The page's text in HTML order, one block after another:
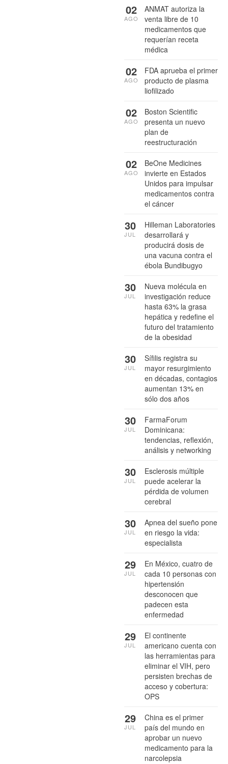
ANMAT autoriza la
venta libre de 10
medicamentos que
requerían receta
médica
02
AGO
FDA aprueba el primer
producto de plasma
liofilizado
02
AGO
Boston Scientific
presenta un nuevo
plan de
reestructuración
02
AGO
BeOne Medicines
invierte en Estados
Unidos para impulsar
medicamentos contra
el cáncer
02
AGO
Hilleman Laboratories
desarrollará y
producirá dosis de
una vacuna contra el
ébola Bundibugyo
30
JUL
Nueva molécula en
investigación reduce
hasta 63% la grasa
hepática y redefine el
futuro del tratamiento
de la obesidad
30
JUL
Sífilis registra su
mayor resurgimiento
en décadas, contagios
aumentan 13% en
sólo dos años
30
JUL
FarmaForum
Dominicana:
tendencias, reflexión,
análisis y networking
30
JUL
Esclerosis múltiple
puede acelerar la
pérdida de volumen
cerebral
30
JUL
Apnea del sueño pone
en riesgo la vida:
especialista
30
JUL
En México, cuatro de
cada 10 personas con
hipertensión
desconocen que
padecen esta
enfermedad
29
JUL
El continente
americano cuenta con
las herramientas para
eliminar el VIH, pero
persisten brechas de
acceso y cobertura:
OPS
29
JUL
China es el primer
país del mundo en
aprobar un nuevo
medicamento para la
narcolepsia
29
JUL